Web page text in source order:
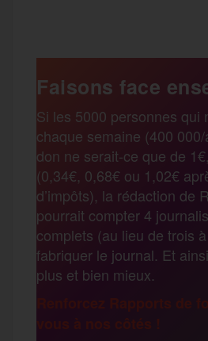
b
o
o
k
t
e
r
l
r
t
a
g
e
Faisons face
Si les 5000 personnes qui
chaque semaine (400
don ne serait-ce que de
(0,34€, 0,68€ ou 1,02€
d’impôts), la rédaction de
pourrait compter 4
complets (au lieu de trois
fabriquer le journal. Et
plus et bien mieux.
Renforcez Rapports de
vous à nos côtés !